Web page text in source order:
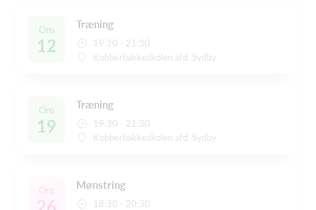
Ons
12
Træning
19:30 - 21:30
Kobberbakkeskolen afd. Sydby
Ons
19
Træning
19:30 - 21:30
Kobberbakkeskolen afd. Sydby
Ons
26
Mønstring
18:30 - 20:30